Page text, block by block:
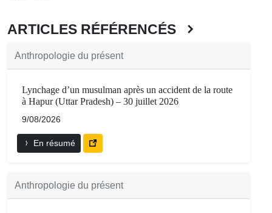
ARTICLES RÉFÉRENCÉS
Anthropologie du présent
Lynchage d’un musulman après un accident de la route
à Hapur (Uttar Pradesh) – 30 juillet 2026
9/08/2026
En résumé
Anthropologie du présent